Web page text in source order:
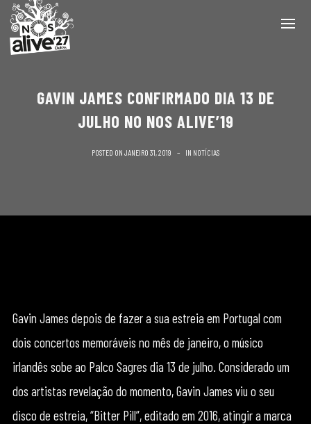
GAVIN JAMES CONFIRMADO DIA 13 DE
JULHO NO NOS ALIVE’19
POSTED ON JANEIRO 31, 2019 IN NOTÍCIAS
Gavin James depois de fazer a sua estreia em Portugal com
dois concertos memoráveis no mês de janeiro, o músico
irlandês sobe ao Palco Sagres dia 13 de julho. Considerado um
dos artistas revelação do momento, Gavin James viu o seu
disco de estreia, “Bitter Pill”, editado em 2016, atingir a marca